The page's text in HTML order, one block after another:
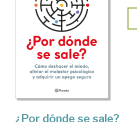
¿Por dónde se sale?